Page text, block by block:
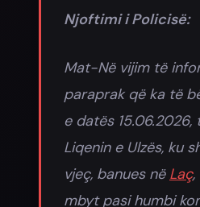
Njoftimi i Policisë:
Mat-Në vijim të
paraprak që ka të
e datës
Liqenin e Ulzës, ku
vjeç, banues në Laç
mbyt pasi humbi